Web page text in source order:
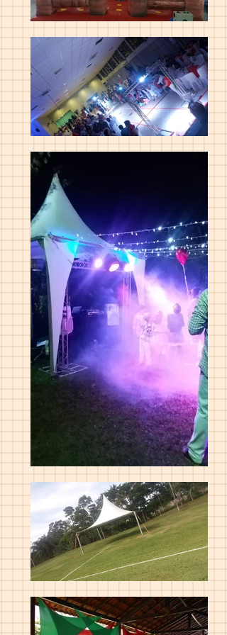
Powered by
InnoTech Apps